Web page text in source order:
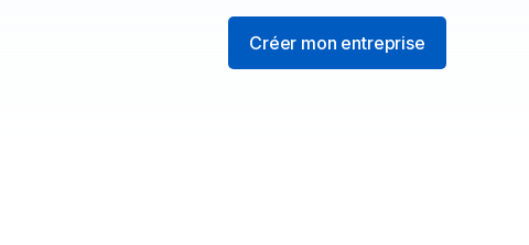
Créer mon entreprise